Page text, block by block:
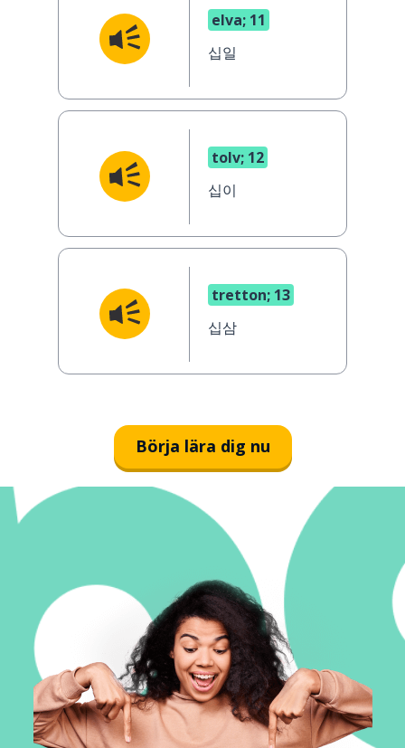
elva; 11
십일
tolv; 12
십이
tretton; 13
십삼
Börja lära dig nu